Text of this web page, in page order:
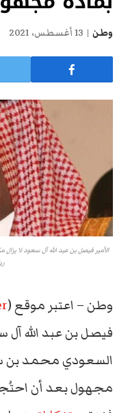
وطن 13 أغسطس، 2021
الأمير فيصل بن عبد الله آل سعود لا
وطن – اعتبر موقع (
فيصل بن عبد الله
السعودي محمد بن
مجهول بعد أن